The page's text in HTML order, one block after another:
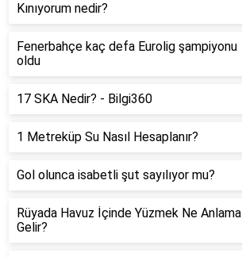
Kınıyorum nedir?
Fenerbahçe kaç defa Eurolig şampiyonu
oldu
17 SKA Nedir? - Bilgi360
1 Metreküp Su Nasıl Hesaplanır?
Gol olunca isabetli şut sayılıyor mu?
Rüyada Havuz İçinde Yüzmek Ne Anlama
Gelir?